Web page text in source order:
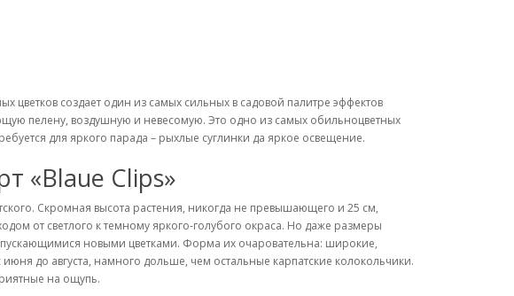
цветков создает один из самых сильных в садовой палитре эффектов
пелену, воздушную и невесомую. Это одно из самых обильноцветных
для яркого парада – рыхлые суглинки да яркое освещение.
«Blaue Clips»
Скромная высота растения, никогда не превышающего и 25 см,
от светлого к темному яркого-голубого окраса. Но даже размеры
новыми цветками. Форма их очаровательна: широкие,
до августа, намного дольше, чем остальные карпатские колокольчики.
на ощупь.